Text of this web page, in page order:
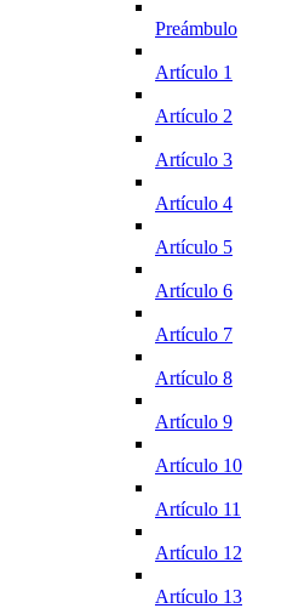
Preámbulo
Artículo 1
Artículo 2
Artículo 3
Artículo 4
Artículo 5
Artículo 6
Artículo 7
Artículo 8
Artículo 9
Artículo 10
Artículo 11
Artículo 12
Artículo 13